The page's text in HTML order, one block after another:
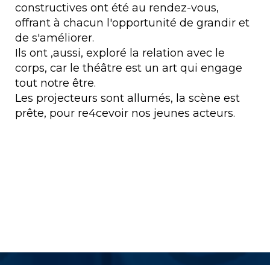
constructives ont été au rendez-vous,
offrant à chacun l'opportunité de grandir et
de s'améliorer.
Ils ont ,aussi, exploré la relation avec le
corps, car le théâtre est un art qui engage
tout notre être.
Les projecteurs sont allumés, la scène est
prête, pour re4cevoir nos jeunes acteurs.